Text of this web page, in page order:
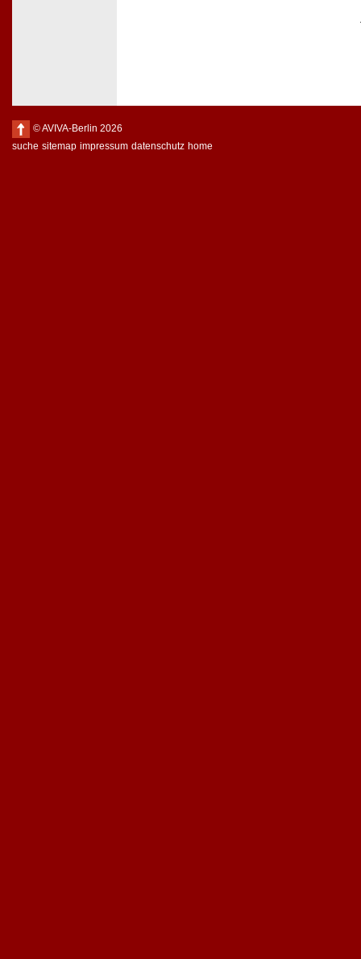
© AVIVA-Berlin 2026
suche sitemap impressum datenschutz home